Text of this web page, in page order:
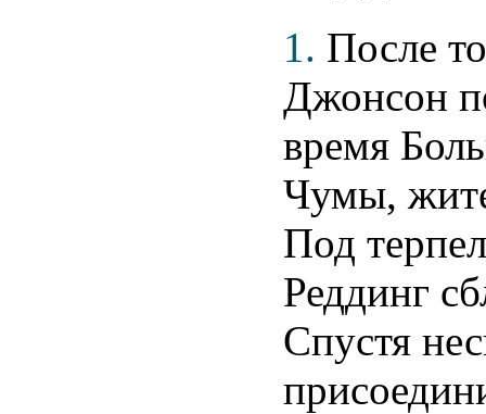
1. После
Джонсон
время
Чумы,
Под
Реддинг
Спустя